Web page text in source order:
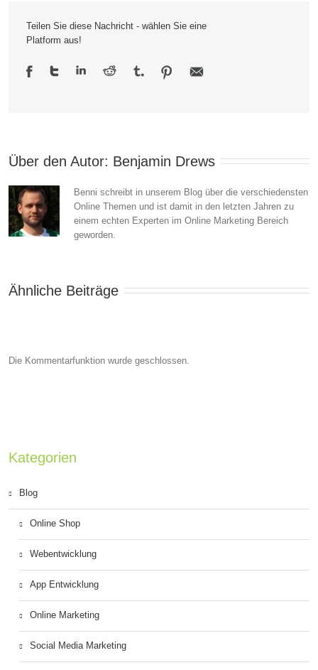
Teilen Sie diese Nachricht - wählen Sie eine
Platform aus!
Über den Autor: Benjamin Drews
Benni schreibt in unserem Blog über die verschiedensten
Online Themen und ist damit in den letzten Jahren zu
einem echten Experten im Online Marketing Bereich
geworden.
Ähnliche Beiträge
Die Kommentarfunktion wurde geschlossen.
Kategorien
Blog
Online Shop
Webentwicklung
App Entwicklung
Online Marketing
Social Media Marketing